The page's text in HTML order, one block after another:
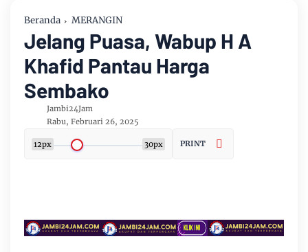
Beranda MERANGIN
Jelang Puasa, Wabup H A
Khafid Pantau Harga
Sembako
Jambi24Jam
Rabu, Februari 26, 2025
12px 30px PRINT